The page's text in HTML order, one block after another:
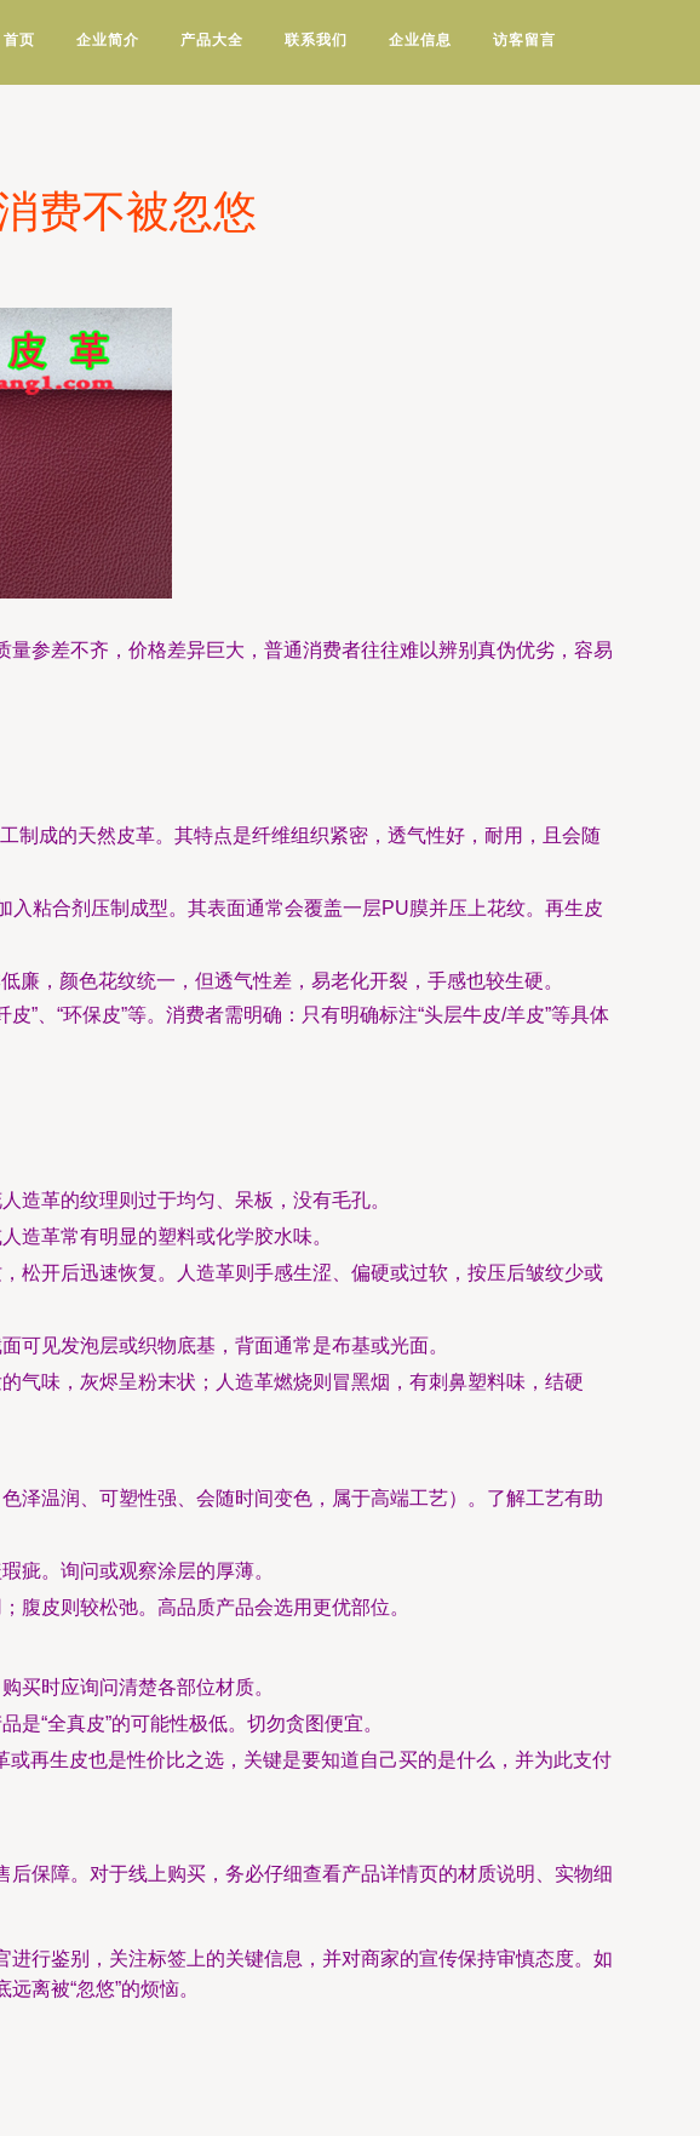
首页 企业简介 产品大全 联系我们 企业信息 访客留言
费不被忽悠
参差不齐，价格差异巨大，普通消费者往往难以辨别真伪优劣，容易
制成的天然皮革。其特点是纤维组织紧密，透气性好，耐用，且会随
入粘合剂压制成型。其表面通常会覆盖一层PU膜并压上花纹。再生皮
廉，颜色花纹统一，但透气性差，易老化开裂，手感也较生硬。
”、“环保皮”等。消费者需明确：只有明确标注“头层牛皮/羊皮”等具体
造革的纹理则过于均匀、呆板，没有毛孔。
造革常有明显的塑料或化学胶水味。
松开后迅速恢复。人造革则手感生涩、偏硬或过软，按压后皱纹少或
可见发泡层或织物底基，背面通常是布基或光面。
气味，灰烬呈粉末状；人造革燃烧则冒黑烟，有刺鼻塑料味，结硬
泽温润、可塑性强、会随时间变色，属于高端工艺）。了解工艺有助
疵。询问或观察涂层的厚薄。
腹皮则较松弛。高品质产品会选用更优部位。
买时应询问清楚各部位材质。
“全真皮”的可能性极低。切勿贪图便宜。
再生皮也是性价比之选，关键是要知道自己买的是什么，并为此支付
保障。对于线上购买，务必仔细查看产品详情页的材质说明、实物细
进行鉴别，关注标签上的关键信息，并对商家的宣传保持审慎态度。如
离被“忽悠”的烦恼。